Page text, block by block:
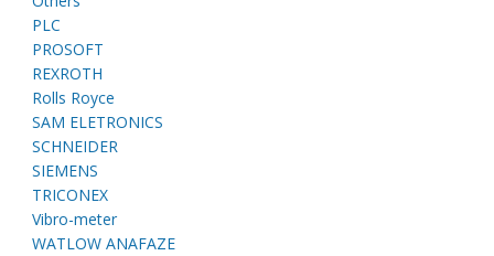
PLC
PROSOFT
REXROTH
Rolls Royce
SAM ELETRONICS
SCHNEIDER
SIEMENS
TRICONEX
Vibro-meter
WATLOW ANAFAZE